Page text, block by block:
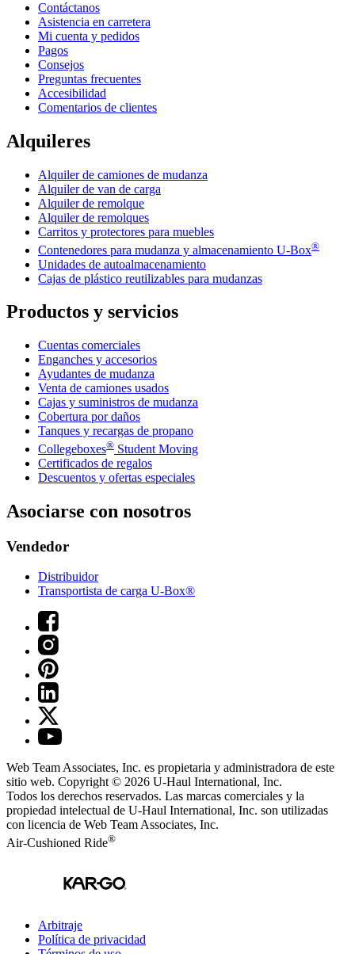
Contáctanos
Asistencia en carretera
Mi cuenta y pedidos
Pagos
Consejos
Preguntas frecuentes
Accesibilidad
Comentarios de clientes
Alquileres
Alquiler de camiones de mudanza
Alquiler de van de carga
Alquiler de remolque
Alquiler de remolques
Carritos y protectores para muebles
Contenedores para mudanza y almacenamiento U-Box®
Unidades de autoalmacenamiento
Cajas de plástico reutilizables para mudanzas
Productos y servicios
Cuentas comerciales
Enganches y accesorios
Ayudantes de mudanza
Venta de camiones usados
Cajas y suministros de mudanza
Cobertura por daños
Tanques y recargas de propano
Collegeboxes® Student Moving
Certificados de regalos
Descuentos y ofertas especiales
Asociarse con nosotros
Vendedor
Distribuidor
Transportista de carga U-Box®
Web Team Associates, Inc. es propietaria y administradora de este
sitio web. Copyright © 2026 U-Haul International, Inc.
Todos los derechos reservados. Las marcas comerciales y la
propiedad intelectual de U-Haul International, Inc. son utilizadas
con licencia de Web Team Associates, Inc.
Air-Cushioned Ride®
Arbitraje
Política de privacidad